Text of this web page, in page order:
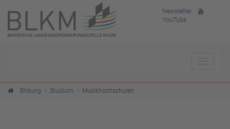
Newsletter
YouTube
Bildung Studium Musikhochschulen